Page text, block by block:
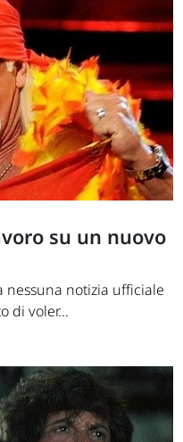
su un nuovo
nessuna notizia ufficiale
di voler...